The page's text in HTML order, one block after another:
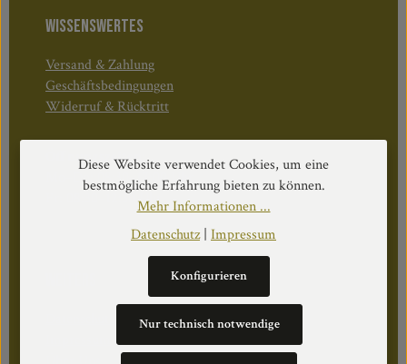
WISSENSWERTES
Versand & Zahlung
Geschäftsbedingungen
Widerruf & Rücktritt
Öffnungszeiten:
Mo–Do: 08:30–17:00 Uhr
Fr: 08:30–12:30 Uhr
Diese Website verwendet Cookies, um eine
bestmögliche Erfahrung bieten zu können.
Mehr Informationen ...
Datenschutz| Impressum
Nur technisch notwendige
Konfigurieren